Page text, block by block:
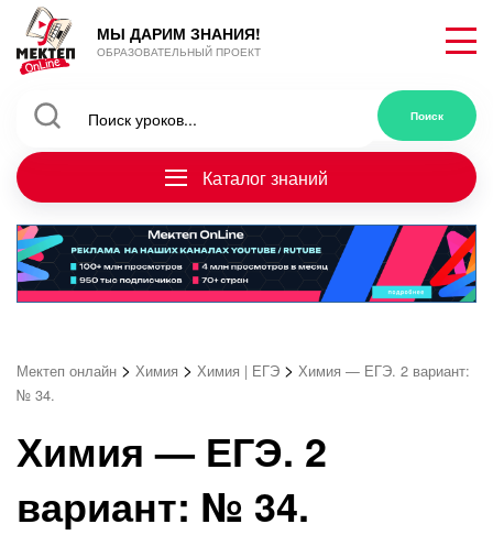
МЫ ДАРИМ ЗНАНИЯ!
ОБРАЗОВАТЕЛЬНЫЙ ПРОЕКТ
Каталог знаний
Мектеп онлайн > Химия > Химия | ЕГЭ > Химия — ЕГЭ. 2 вариант:
№ 34.
Химия — ЕГЭ. 2
вариант: № 34.